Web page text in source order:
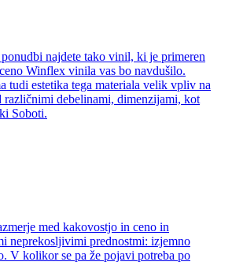
najdete tako vinil, ki je primeren
Winflex vinila vas bo navdušilo.
tudi estetika tega materiala velik vpliv na
različnimi debelinami, dimenzijami, kot
Soboti.
med kakovostjo in ceno in
neprekosljivimi prednostmi: izjemno
V kolikor se pa že pojavi potreba po